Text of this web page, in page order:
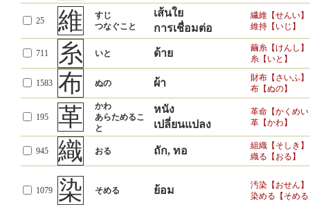
25 維
すじ
つなぐこと
เส้นใย
การเชื่อมต่อ
繊維【せんい】
維持【いじ】
711 糸 いと ด้าย
繭糸【けんし】
糸【いと】
1583 布 ぬの ผ้า
財布【さいふ】
布【ぬの】
195 革
かわ
あらためるこ
と
หนัง
เปลี่ยนแปลง
革命【かくめ
革【かわ】
945 織 おる ถัก, ทอ
組織【そしき】
織る【おる】
1079 染 そめる ย้อม
汚染【おせん】
染める【そめ